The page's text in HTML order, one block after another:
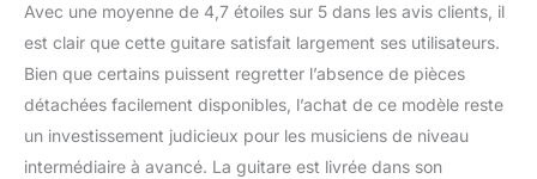
Avec une moyenne de 4,7 étoiles sur 5 dans les avis clients, il
est clair que cette guitare satisfait largement ses utilisateurs.
Bien que certains puissent regretter l’absence de pièces
détachées facilement disponibles, l’achat de ce modèle reste
un investissement judicieux pour les musiciens de niveau
intermédiaire à avancé. La guitare est livrée dans son